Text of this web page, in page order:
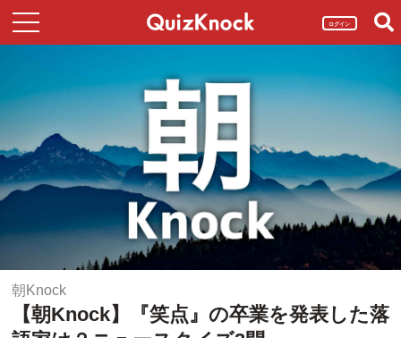
ログイン
朝Knock
【朝Knock】『笑点』の卒業を発表した落